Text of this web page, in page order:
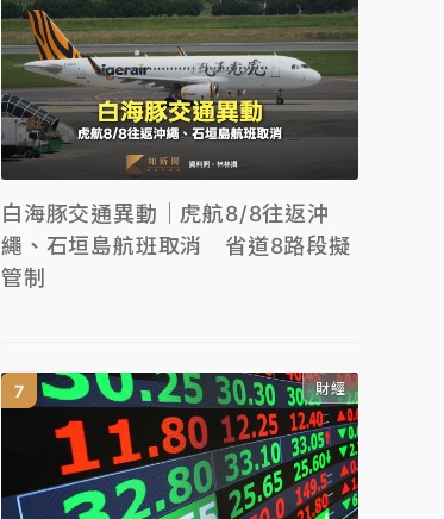
白海豚交通異動｜虎航8/8往返沖
繩、石垣島航班取消 省道8路段擬
管制
財經